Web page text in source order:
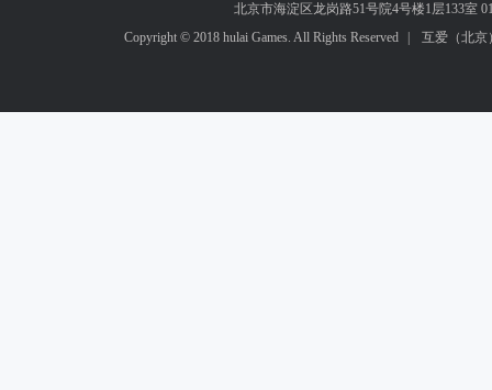
适度游戏益脑，沉迷游戏伤身，合理安排时间
北京市海淀区龙岗路51号院4号楼1层133室
Copyright © 2018 hulai Games. All Rights Reserved
互爱（北京